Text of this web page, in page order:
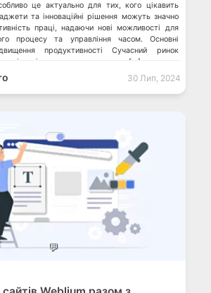
це актуально для тих, кого цікавить
та інноваційні рішення можуть значно
праці, надаючи нові можливості для
процесу та управління часом. Основні
продуктивності Сучасний ринок
які можуть допомогти вам […]
30 Лип, 2024
💬